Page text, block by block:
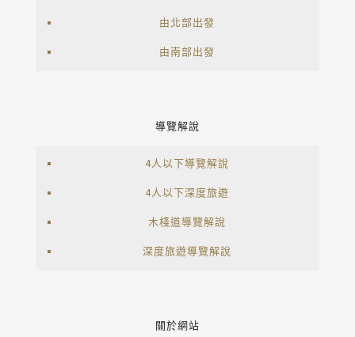
由北部出發
由南部出發
導覽解說
4人以下導覽解說
4人以下深度旅遊
木棧道導覽解說
深度旅遊導覽解說
關於網站